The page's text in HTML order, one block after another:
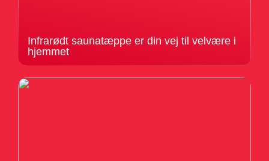
Infrarødt saunatæppe er din vej til velvære i
hjemmet